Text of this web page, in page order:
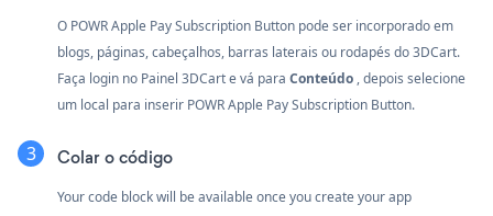
O POWR Apple Pay Subscription Button pode ser incorporado em
blogs, páginas, cabeçalhos, barras laterais ou rodapés do 3DCart.
Faça login no Painel 3DCart e vá para Conteúdo, depois selecione
um local para inserir POWR Apple Pay Subscription Button.
Colar o código
Your code block will be available once you create your app